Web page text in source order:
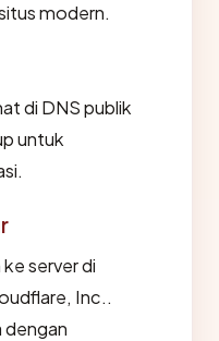
modern.
di DNS publik
untuk
server di
Inc..
dengan